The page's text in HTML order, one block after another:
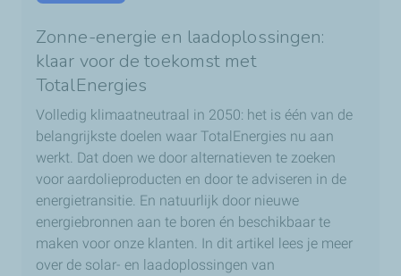
Zonne-energie en laadoplossingen:
klaar voor de toekomst met
TotalEnergies
Volledig klimaatneutraal in 2050: het is één van de
belangrijkste doelen waar TotalEnergies nu aan
werkt. Dat doen we door alternatieven te zoeken
voor aardolieproducten en door te adviseren in de
energietransitie. En natuurlijk door nieuwe
energiebronnen aan te boren én beschikbaar te
maken voor onze klanten. In dit artikel lees je meer
over de solar- en laadoplossingen van